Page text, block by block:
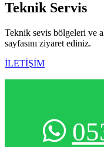
Teknik Servis
Teknik sevis bölgeleri ve
sayfasını ziyaret ediniz.
İLETİŞİM